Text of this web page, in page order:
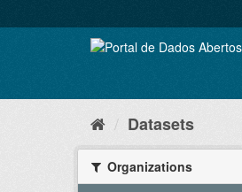
to
Datasets
Organizations